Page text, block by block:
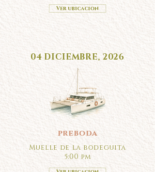
Ver ubicacion
04 DICIEMBRE, 2026
preboda
Muelle de la bodeguita
5:00 pm